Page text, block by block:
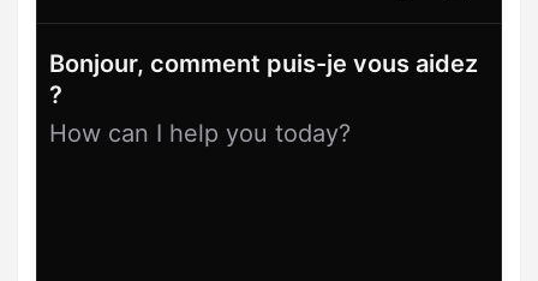
Bonjour, comment puis-je vous aidez
?
How can I help you today?